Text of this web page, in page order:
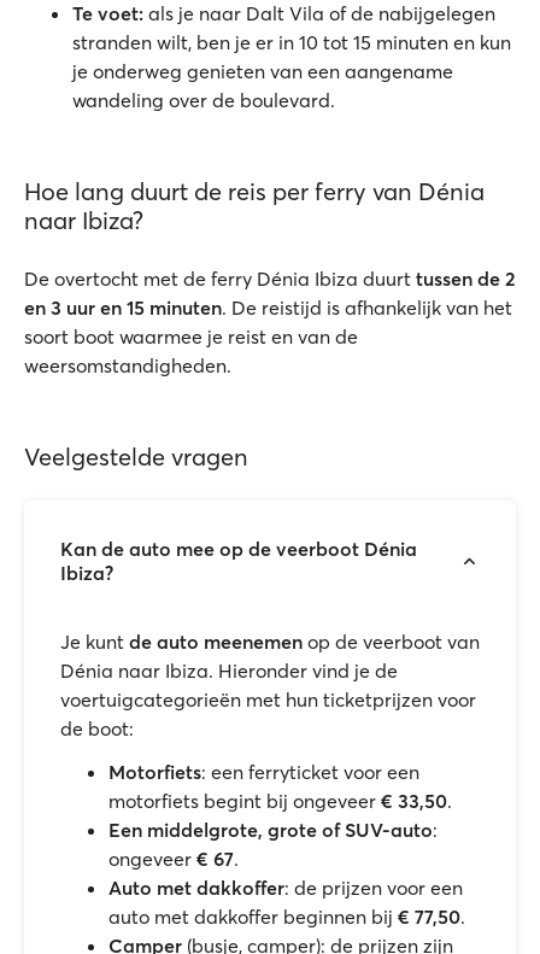
Te voet: als je naar Dalt Vila of de nabijgelegen
stranden wilt, ben je er in 10 tot 15 minuten en kun
je onderweg genieten van een aangename
wandeling over de boulevard.
Hoe lang duurt de reis per ferry van Dénia
naar Ibiza?
De overtocht met de ferry Dénia Ibiza duurt tussen de 2
en 3 uur en 15 minuten. De reistijd is afhankelijk van het
soort boot waarmee je reist en van de
weersomstandigheden.
Veelgestelde vragen
Kan de auto mee op de veerboot Dénia
Ibiza?
Je kunt de auto meenemen op de veerboot van
Dénia naar Ibiza. Hieronder vind je de
voertuigcategorieën met hun ticketprijzen voor
de boot:
Motorfiets: een ferryticket voor een
motorfiets begint bij ongeveer € 33,50.
Een middelgrote, grote of SUV-auto:
ongeveer € 67.
Auto met dakkoffer: de prijzen voor een
auto met dakkoffer beginnen bij € 77,50.
Camper (busje, camper): de prijzen zijn